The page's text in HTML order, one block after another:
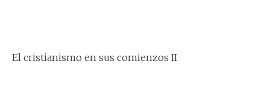
El cristianismo en sus comienzos II